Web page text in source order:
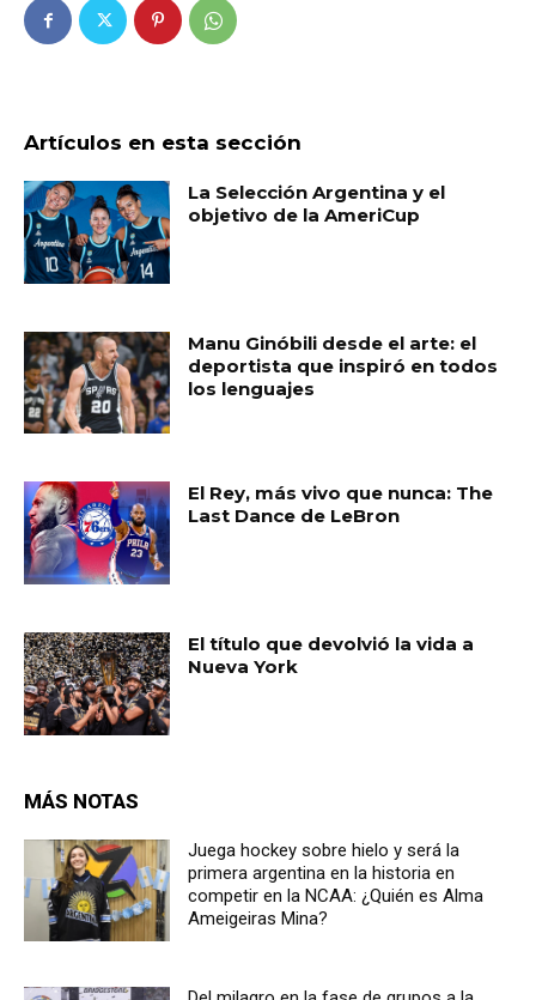
Artículos en esta sección
La Selección Argentina y el
objetivo de la AmeriCup
Manu Ginóbili desde el arte: el
deportista que inspiró en todos
los lenguajes
El Rey, más vivo que nunca: The
Last Dance de LeBron
El título que devolvió la vida a
Nueva York
MÁS NOTAS
Juega hockey sobre hielo y será la
primera argentina en la historia en
competir en la NCAA: ¿Quién es Alma
Ameigeiras Mina?